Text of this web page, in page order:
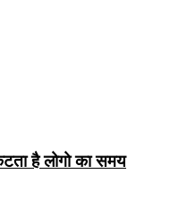
है लोगो का समय